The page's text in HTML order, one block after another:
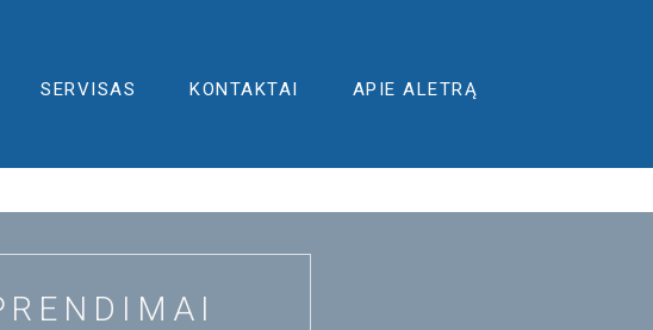
SERVISAS KONTAKTAI APIE ALETRĄ